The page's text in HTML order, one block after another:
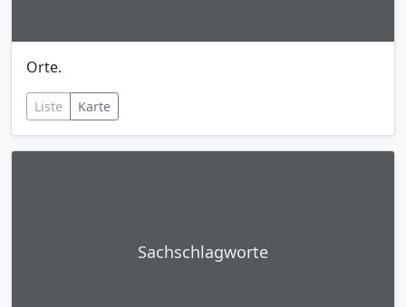
Orte.
Liste Karte
Sachschlagworte